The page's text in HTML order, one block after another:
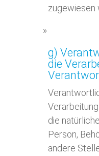
zugewiesen
g)
die
die
Person,
andere